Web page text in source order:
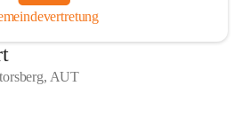
AUT